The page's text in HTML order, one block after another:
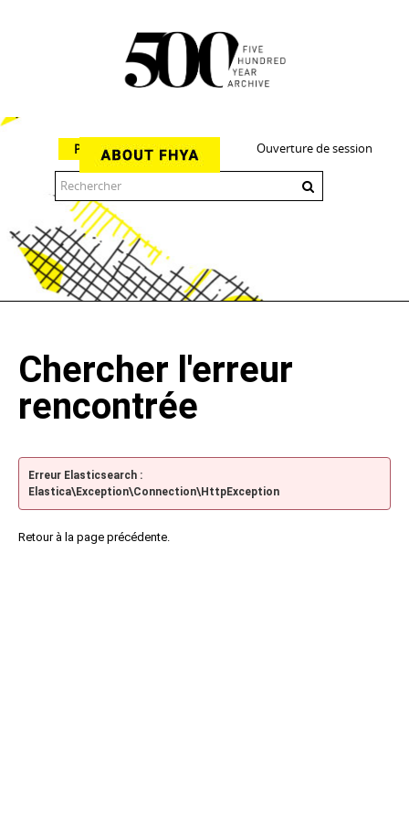
Ouverture de session
Parcourir
Chercher l'erreur
rencontrée
Erreur Elasticsearch :
Elastica\Exception\Connection\HttpException
Retour à la page précédente.